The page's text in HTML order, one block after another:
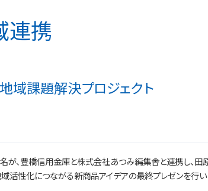
連携
域課題解決プロジェクト
、豊橋信用金庫と株式会社あつみ編集舎と連携し、田
域活性化につながる新商品アイデアの最終プレゼンを行い